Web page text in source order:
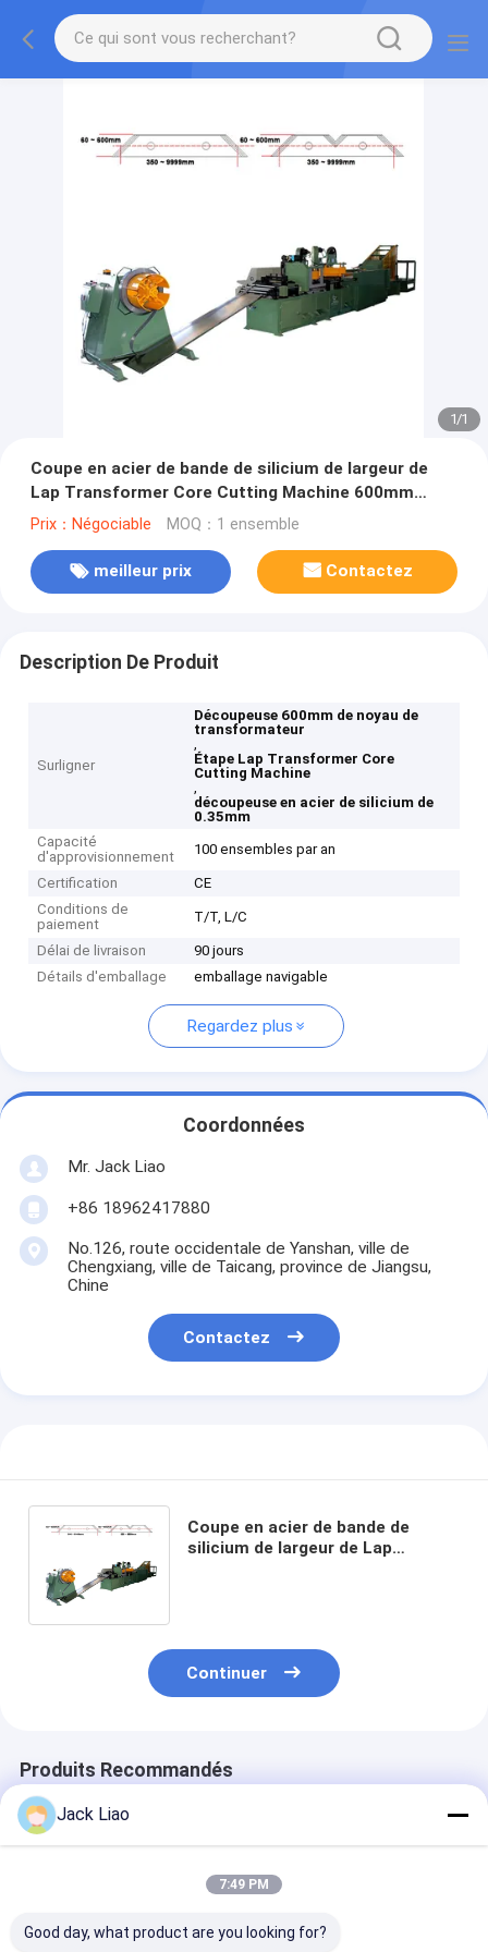
1/1
Coupe en acier de bande de silicium de largeur de
Lap Transformer Core Cutting Machine 600mm
d'étape
Prix：Négociable MOQ：1 ensemble
meilleur prix Contactez
Description De Produit
Surligner
Découpeuse 600mm de noyau de
transformateur
,
Étape Lap Transformer Core
Cutting Machine
,
découpeuse en acier de silicium de
0.35mm
Capacité
d'approvisionnement
100 ensembles par an
Certification
CE
Conditions de
paiement
T/T, L/C
Délai de livraison
90 jours
Détails d'emballage
emballage navigable
Regardez plus
Coordonnées
Mr. Jack Liao
+86 18962417880
No.126, route occidentale de Yanshan, ville de
Chengxiang, ville de Taicang, province de Jiangsu,
Chine
Contactez
Coupe en acier de bande de
silicium de largeur de Lap
Continuer
Produits Recommandés
Jack Liao
7:49 PM
Good day, what product are you looking for?